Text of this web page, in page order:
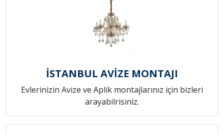
İSTANBUL AVİZE MONTAJI
Evlerinizin Avize ve Aplik montajlarınız için bizleri
arayabilrisiniz.